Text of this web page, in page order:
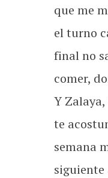
que me
el turno
final no
comer,
Y
te
semana
siguiente